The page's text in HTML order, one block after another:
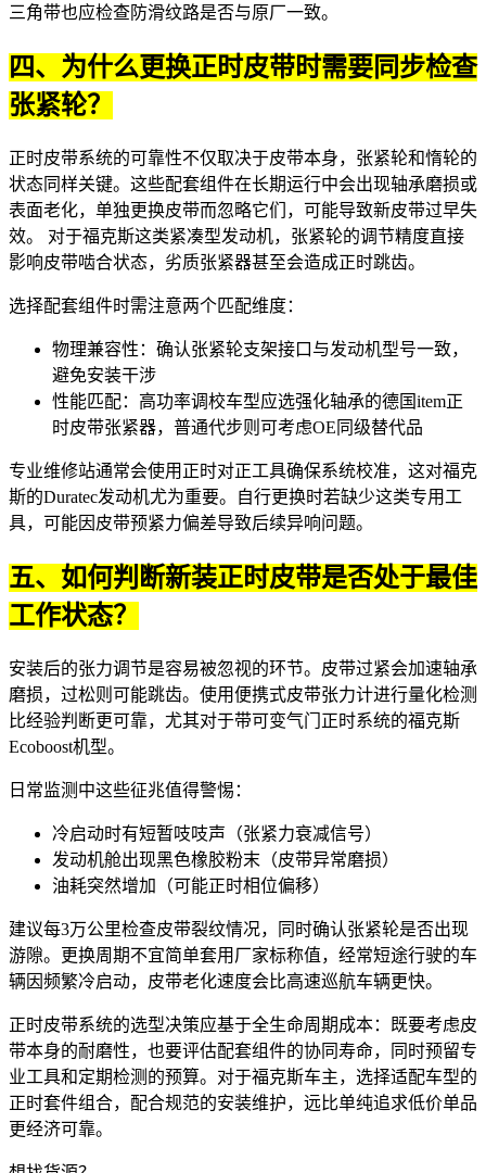
三角带也应检查防滑纹路是否与原厂一致。
四、为什么更换正时皮带时需要同步检查
张紧轮？
正时皮带系统的可靠性不仅取决于皮带本身，张紧轮和惰轮的
状态同样关键。这些配套组件在长期运行中会出现轴承磨损或
表面老化，单独更换皮带而忽略它们，可能导致新皮带过早失
效。 对于福克斯这类紧凑型发动机，张紧轮的调节精度直接
影响皮带啮合状态，劣质张紧器甚至会造成正时跳齿。
选择配套组件时需注意两个匹配维度：
物理兼容性：确认张紧轮支架接口与发动机型号一致，
避免安装干涉
性能匹配：高功率调校车型应选强化轴承的德国item正
时皮带张紧器，普通代步则可考虑OE同级替代品
专业维修站通常会使用正时对正工具确保系统校准，这对福克
斯的Duratec发动机尤为重要。自行更换时若缺少这类专用工
具，可能因皮带预紧力偏差导致后续异响问题。
五、如何判断新装正时皮带是否处于最佳
工作状态？
安装后的张力调节是容易被忽视的环节。皮带过紧会加速轴承
磨损，过松则可能跳齿。使用便携式皮带张力计进行量化检测
比经验判断更可靠，尤其对于带可变气门正时系统的福克斯
Ecoboost机型。
日常监测中这些征兆值得警惕：
冷启动时有短暂吱吱声（张紧力衰减信号）
发动机舱出现黑色橡胶粉末（皮带异常磨损）
油耗突然增加（可能正时相位偏移）
建议每3万公里检查皮带裂纹情况，同时确认张紧轮是否出现
游隙。更换周期不宜简单套用厂家标称值，经常短途行驶的车
辆因频繁冷启动，皮带老化速度会比高速巡航车辆更快。
正时皮带系统的选型决策应基于全生命周期成本：既要考虑皮
带本身的耐磨性，也要评估配套组件的协同寿命，同时预留专
业工具和定期检测的预算。对于福克斯车主，选择适配车型的
正时套件组合，配合规范的安装维护，远比单纯追求低价单品
更经济可靠。